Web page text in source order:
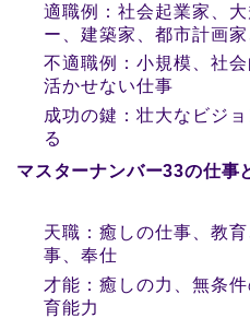
適職例：社会起業家、
ー、建築家、都市計画
不適職例：小規模、社
活かせない仕事
成功の鍵：壮大なビジ
る
マスターナンバー33の仕事
天職：癒しの仕事、教
事、奉仕
才能：癒しの力、無条
育能力